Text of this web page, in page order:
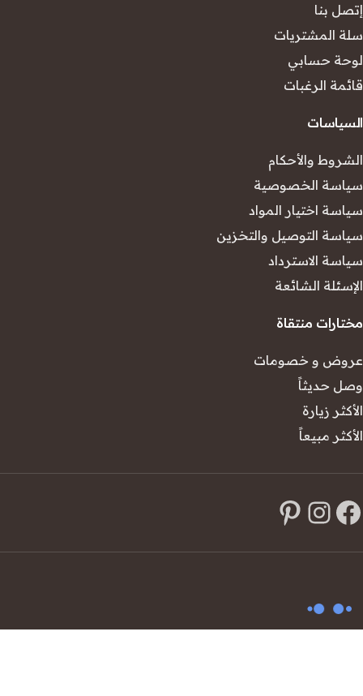
إتصل بنا
سلة المشتريات
لوحة حسابي
قائمة الرغبات
السياسات
الشروط والأحكام
سياسة الخصوصية
سياسة اختيار المواد
سياسة التوصيل والتخزين
سياسة الاسترداد
الإسئلة الشائعة
مختارات منتقاة
عروض و خصومات
وصل حديثاً
الأكثر زيارة
الأكثر مبيعاً